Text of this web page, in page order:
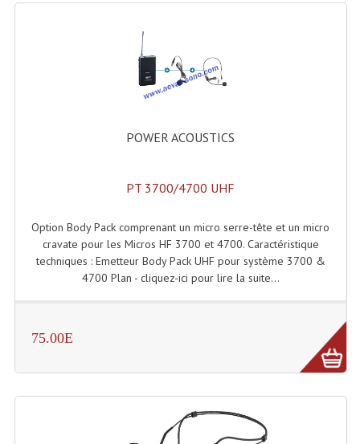
Portes Voix Mégaphones
Pupitre Pour Discours
Samplers, Échantillonneurs
Table Mixages Et Contrôleurs & Consoles
Consoles Sono Et Studio
Consoles Numériques
Boules À Facettes
Déco Light
POWER ACOUSTICS
PT 3700/4700 UHF
Option Body Pack comprenant un micro serre-tête et un micro
cravate pour les Micros HF 3700 et 4700. Caractéristique
techniques : Emetteur Body Pack UHF pour système 3700 &
4700 Plan - cliquez-ici pour lire la suite...
75.00E